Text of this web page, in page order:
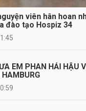
viên hân hoan
đào tạo Hospiz 34
EM PHAN HẢI HẬU